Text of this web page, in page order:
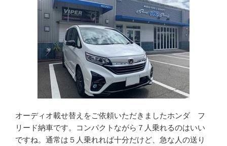
オーディオ載せ替えをご依頼いただきましたホンダ フ
リード納車です。コンパクトながら７人乗れるのはいい
ですね。通常は５人乗れれば十分だけど、急な人の送り